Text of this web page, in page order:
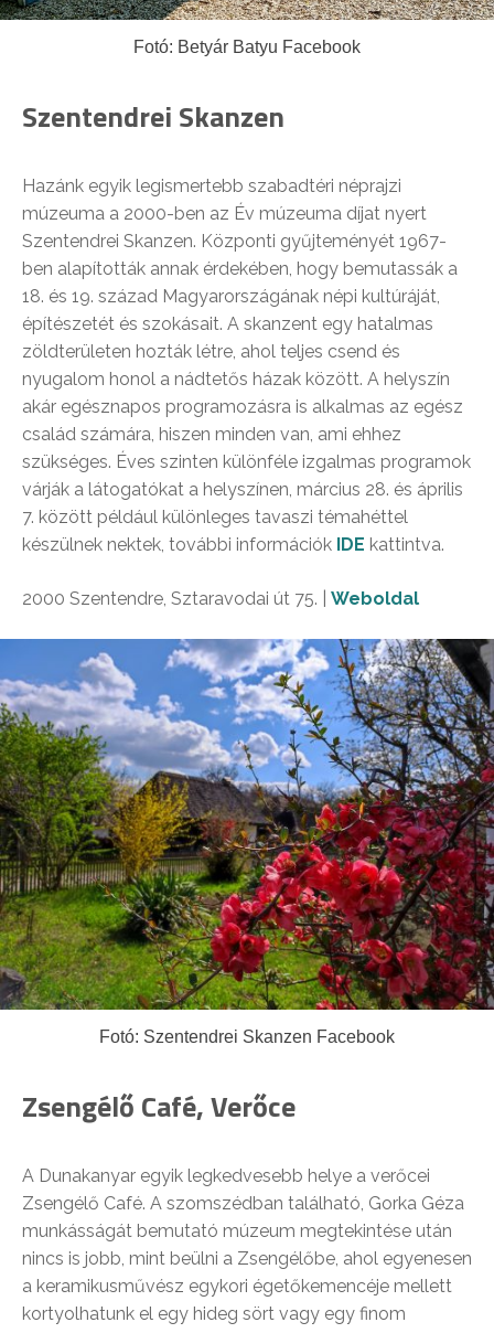
Fotó: Betyár Batyu Facebook
Szentendrei Skanzen
Hazánk egyik legismertebb szabadtéri néprajzi
múzeuma a 2000-ben az Év múzeuma díjat nyert
Szentendrei Skanzen. Központi gyűjteményét 1967-
ben alapították annak érdekében, hogy bemutassák a
18. és 19. század Magyarországának népi kultúráját,
építészetét és szokásait. A skanzent egy hatalmas
zöldterületen hozták létre, ahol teljes csend és
nyugalom honol a nádtetős házak között. A helyszín
akár egésznapos programozásra is alkalmas az egész
család számára, hiszen minden van, ami ehhez
szükséges. Éves szinten különféle izgalmas programok
várják a látogatókat a helyszínen, március 28. és április
7. között például különleges tavaszi témahéttel
készülnek nektek, további információk IDE kattintva.
2000 Szentendre, Sztaravodai út 75. | Weboldal
Fotó: Szentendrei Skanzen Facebook
Zsengélő Café, Verőce
A Dunakanyar egyik legkedvesebb helye a verőcei
Zsengélő Café. A szomszédban található, Gorka Géza
munkásságát bemutató múzeum megtekintése után
nincs is jobb, mint beülni a Zsengélőbe, ahol egyenesen
a keramikusművész egykori égetőkemencéje mellett
kortyolhatunk el egy hideg sört vagy egy finom